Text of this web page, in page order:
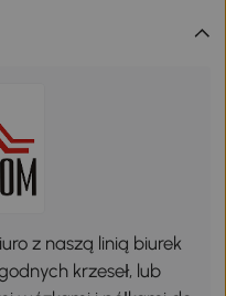
z naszą linią biurek
krzeseł, lub